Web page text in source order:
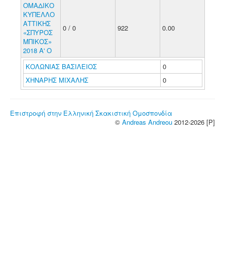
ΟΜΑΔΙΚΟ
ΚΥΠΕΛΛΟ
ΑΤΤΙΚΗΣ
«ΣΠΥΡΟΣ
ΜΠΙΚΟΣ»
2018 Α' Ο
0 / 0 922 0.00
ΚΟΛΩΝΙΑΣ ΒΑΣΙΛΕΙΟΣ
0
ΧΗΝΑΡΗΣ ΜΙΧΑΛΗΣ
0
Επιστροφή στην Ελληνική Σκακιστική Ομοσπονδία
© Andreas Andreou 2012-2026 [P]